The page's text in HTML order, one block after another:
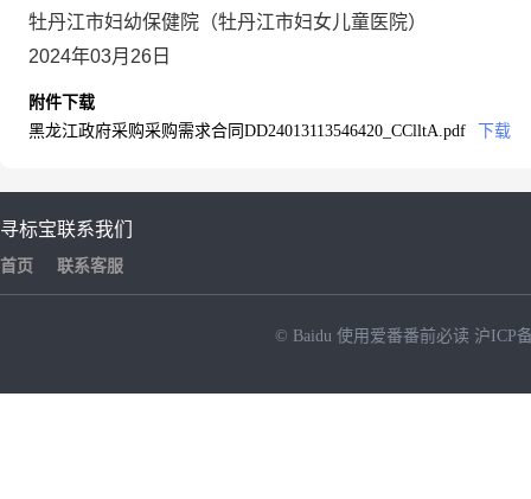
牡丹江市妇幼保健院（牡丹江市妇女儿童医院）
2024年03月26日
附件下载
黑龙江政府采购采购需求合同DD24013113546420_CClltA.pdf
下载
寻标宝
首页
联系我们
联系客服
© Baidu 使用爱番番前必读 沪ICP